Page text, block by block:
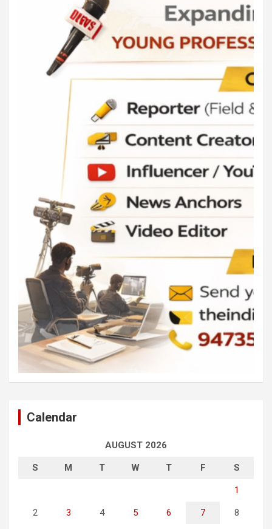
Calendar
AUGUST 2026
S M T W T F S
1
2 3 4 5 6 7 8